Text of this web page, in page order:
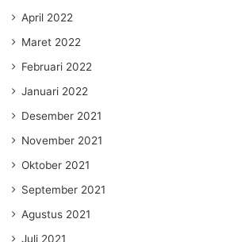
April 2022
Maret 2022
Februari 2022
Januari 2022
Desember 2021
November 2021
Oktober 2021
September 2021
Agustus 2021
Juli 2021